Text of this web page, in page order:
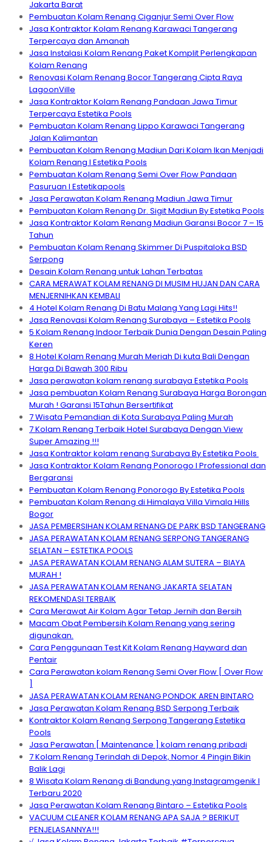
Jakarta Barat
Pembuatan Kolam Renang Ciganjur Semi Over Flow
Jasa Kontraktor Kolam Renang Karawaci Tangerang
Terpercaya dan Amanah
Jasa Instalasi Kolam Renang Paket Komplit Perlengkapan
Kolam Renang
Renovasi Kolam Renang Bocor Tangerang Cipta Raya
LagoonVille
Jasa Kontraktor Kolam Renang Pandaan Jawa Timur
Terpercaya Estetika Pools
Pembuatan Kolam Renang Lippo Karawaci Tangerang
Jalan Kalimantan
Pembuatan Kolam Renang Madiun Dari Kolam Ikan Menjadi
Kolam Renang I Estetika Pools
Pembuatan Kolam Renang Semi Over Flow Pandaan
Pasuruan I Estetikapools
Jasa Perawatan Kolam Renang Madiun Jawa Timur
Pembuatan Kolam Renang Dr. Sigit Madiun By Estetika Pools
Jasa Kontraktor Kolam Renang Madiun Garansi Bocor 7 – 15
Tahun
Pembuatan Kolam Renang Skimmer Di Puspitaloka BSD
Serpong
Desain Kolam Renang untuk Lahan Terbatas
CARA MERAWAT KOLAM RENANG DI MUSIM HUJAN DAN CARA
MENJERNIHKAN KEMBALI
4 Hotel Kolam Renang Di Batu Malang Yang Lagi Hits!!
Jasa Renovasi Kolam Renang Surabaya – Estetika Pools
5 Kolam Renang Indoor Terbaik Dunia Dengan Desain Paling
Keren
8 Hotel Kolam Renang Murah Meriah Di kuta Bali Dengan
Harga Di Bawah 300 Ribu
Jasa perawatan kolam renang surabaya Estetika Pools
Jasa pembuatan Kolam Renang Surabaya Harga Borongan
Murah ! Garansi 15Tahun Bersertifikat
7 Wisata Pemandian di Kota Surabaya Paling Murah
7 Kolam Renang Terbaik Hotel Surabaya Dengan View
Super Amazing !!!
Jasa Kontraktor kolam renang Surabaya By Estetika Pools
Jasa Kontraktor Kolam Renang Ponorogo I Professional dan
Bergaransi
Pembuatan Kolam Renang Ponorogo By Estetika Pools
Pembuatan Kolam Renang di Himalaya Villa Vimala Hills
Bogor
JASA PEMBERSIHAN KOLAM RENANG DE PARK BSD TANGERANG
JASA PERAWATAN KOLAM RENANG SERPONG TANGERANG
SELATAN – ESTETIKA POOLS
JASA PERAWATAN KOLAM RENANG ALAM SUTERA – BIAYA
MURAH !
JASA PERAWATAN KOLAM RENANG JAKARTA SELATAN
REKOMENDASI TERBAIK
Cara Merawat Air Kolam Agar Tetap Jernih dan Bersih
Macam Obat Pembersih Kolam Renang yang sering
digunakan.
Cara Penggunaan Test Kit Kolam Renang Hayward dan
Pentair
Cara Perawatan kolam Renang Semi Over Flow [ Over Flow
]
JASA PERAWATAN KOLAM RENANG PONDOK AREN BINTARO
Jasa Perawatan Kolam Renang BSD Serpong Terbaik
Kontraktor Kolam Renang Serpong Tangerang Estetika
Pools
Jasa Perawatan [ Maintenance ] kolam renang pribadi
7 Kolam Renang Terindah di Depok, Nomor 4 Pingin Bikin
Balik Lagi
8 Wisata Kolam Renang di Bandung yang Instagramgenik I
Terbaru 2020
Jasa Perawatan Kolam Renang Bintaro – Estetika Pools
VACUUM CLEANER KOLAM RENANG APA SAJA ? BERIKUT
PENJELASANNYA!!!